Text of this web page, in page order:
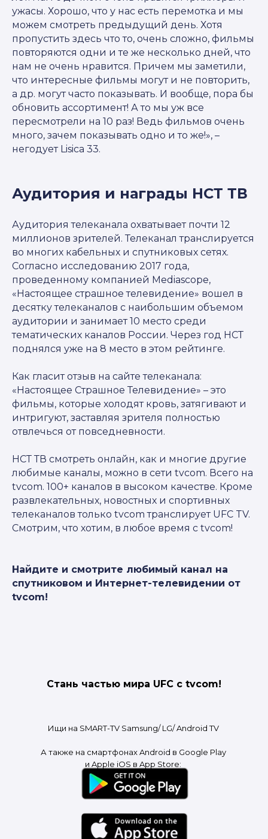
ужасы. Хорошо, что у нас есть перемотка и мы
можем смотреть предыдущий день. Хотя
пропустить здесь что то, очень сложно, фильмы
повторяются одни и те же несколько дней, что
нам не очень нравится. Причем мы заметили,
что интересные фильмы могут и не повторить,
а др. могут часто показывать. И вообще, пора бы
обновить ассортимент! А то мы уж все
пересмотрели на 10 раз! Ведь фильмов очень
много, зачем показывать одно и то же!», –
негодует Lisica 33.
Аудитория и награды НСТ ТВ
Аудитория телеканала охватывает почти 12
миллионов зрителей. Телеканал транслируется
во многих кабельных и спутниковых сетях.
Согласно исследованию 2017 года,
проведенному компанией Mediascope,
«Настоящее страшное телевидение» вошел в
десятку телеканалов с наибольшим объемом
аудитории и занимает 10 место среди
тематических каналов России. Через год НСТ
поднялся уже на 8 место в этом рейтинге.
Как гласит отзыв на сайте телеканала:
«Настоящее Страшное Телевидение» – это
фильмы, которые холодят кровь, затягивают и
интригуют, заставляя зрителя полностью
отвлечься от повседневности.
НСТ ТВ смотреть онлайн, как и многие другие
любимые каналы, можно в сети tvcom. Всего на
tvcom. 100+ каналов в высоком качестве. Кроме
развлекательных, новостных и спортивных
телеканалов только tvcom транслирует UFC TV.
Смотрим, что хотим, в любое время с tvcom!
Найдите и смотрите любимый канал на
спутниковом и Интернет-телевидении от
tvcom!
Стань частью мира UFC с tvcom!
Ищи на SMART-TV Samsung/ LG/ Android TV
А также на смартфонах Android в Google Play
и Apple iOS в App Store: